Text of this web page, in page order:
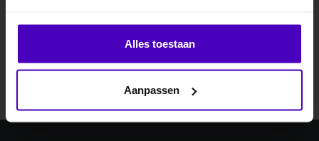
Alles toestaan
Aanpassen
Abonneer je op onze nieuwsbrief
Blijf op de hoogte over onze laatste acties
Abonneer